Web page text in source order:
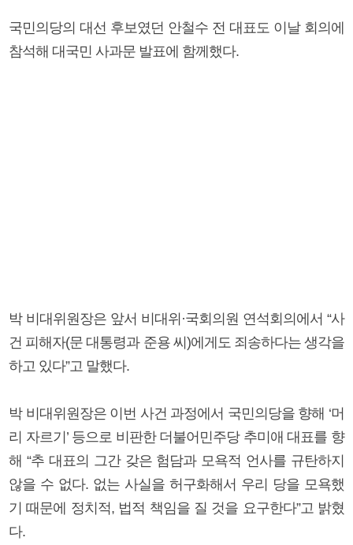
국민의당의 대선 후보였던 안철수 전 대표도 이날 회의에
참석해 대국민 사과문 발표에 함께했다.
박 비대위원장은 앞서 비대위·국회의원 연석회의에서 “사
건 피해자(문 대통령과 준용 씨)에게도 죄송하다는 생각을
하고 있다”고 말했다.
박 비대위원장은 이번 사건 과정에서 국민의당을 향해 ‘머
리 자르기’ 등으로 비판한 더불어민주당 추미애 대표를 향
해 “추 대표의 그간 갖은 험담과 모욕적 언사를 규탄하지
않을 수 없다. 없는 사실을 허구화해서 우리 당을 모욕했
기 때문에 정치적, 법적 책임을 질 것을 요구한다”고 밝혔
다.